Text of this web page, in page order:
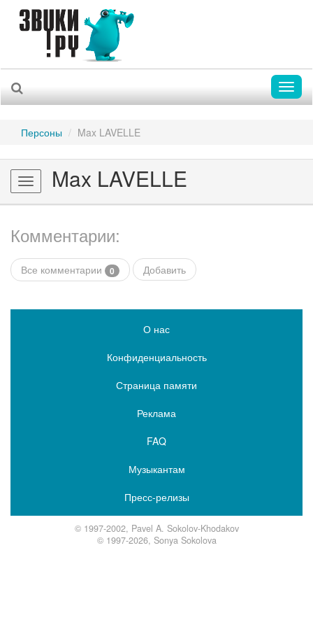
Персоны Max LAVELLE
Toggle
navigation
Max LAVELLE
Комментарии:
Все комментарии 0 Добавить
О нас
Конфиденциальность
Страница памяти
Реклама
FAQ
Музыкантам
Пресс-релизы
© 1997-2002, Pavel A. Sokolov-Khodakov
© 1997-2026, Sonya Sokolova